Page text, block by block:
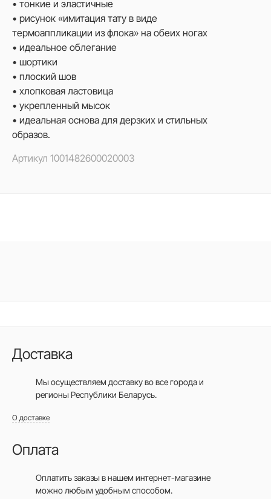
• тонкие и эластичные
• рисунок «имитация тату в виде
термоаппликации из флока» на обеих ногах
• идеальное облегание
• шортики
• плоский шов
• хлопковая ластовица
• укрепленный мысок
• идеальная основа для дерзких и стильных
образов.
Артикул 1001482600020003
Доставка
Мы осуществляем доставку во все городаи
регионы Республики Беларусь.
О доставке
Оплата
Оплатить заказы в нашем интернет-магазине
можно любым удобным способом.